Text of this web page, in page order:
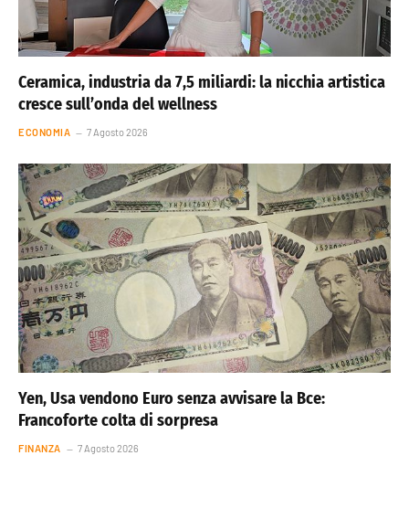
Ceramica, industria da 7,5 miliardi: la nicchia artistica
cresce sull’onda del wellness
ECONOMIA 7 Agosto 2026
Yen, Usa vendono Euro senza avvisare la Bce:
Francoforte colta di sorpresa
FINANZA 7 Agosto 2026